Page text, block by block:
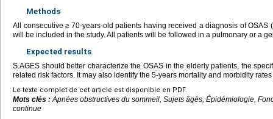
Methods
All consecutive ≥ 70-years-old patients having received a diagnosis of OSAS
will be included in the study. All patients will be followed in a pulmonary or a
Expected results
S.AGES should better characterize the OSAS in the elderly patients, the
related risk factors. It may also identify the 5-years mortality and morbidity
Le texte complet de cet article est disponible en PDF.
Mots clés :Apnées obstructives du sommeil, Sujets âgés, Épidémiologie,
continue